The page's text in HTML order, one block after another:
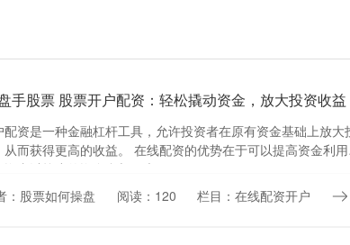
手股票 股票开户配资：轻松撬动资金，放大投资收益
配资是一种金融杠杆工具，允许投资者在原有资金基础上放大
从而获得更高的收益。 在线配资的优势在于可以提高资金利用
资者以较小的资金参与更大....
：股票如何操盘 阅读：120 栏目：在线配资开户